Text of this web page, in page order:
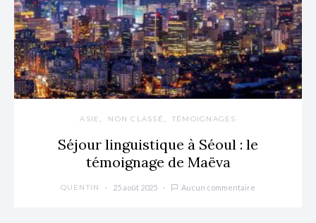
ASIE NON CLASSÉ TÉMOIGNAGES
Séjour linguistique à Séoul : le
témoignage de Maëva
QUENTIN 25 août 2025 Aucun commentaire